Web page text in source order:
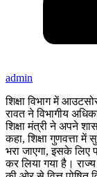
admin
शिक्षा विभाग में
रावत ने विभागीय
शिक्षा मंत्री ने अपने
कहा, शिक्षा गुणवत्ता
भरा जाएगा, इसके लिए
कर लिया गया है।